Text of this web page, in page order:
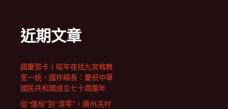
近期文章
國慶賀卡丨昭年夜找九宮格教
室一統，國祚綿長：慶祝中華
國民共和國成立七十周圍年
從“僵局”到“清零”，廣州冼村